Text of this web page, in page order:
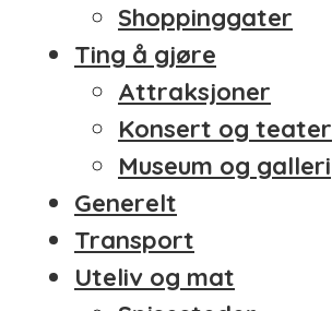
Shoppinggater
Ting å gjøre
Attraksjoner
Konsert og teater
Museum og galleri
Generelt
Transport
Uteliv og mat